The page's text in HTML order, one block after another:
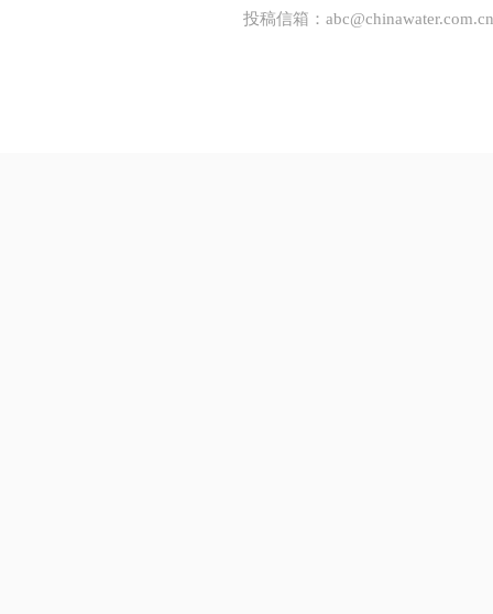
投稿信箱： abc@chinawater.com.cn